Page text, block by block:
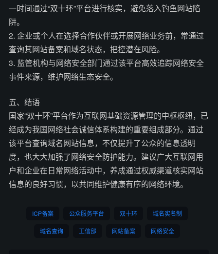
一时间通过“双十环”平台进行核实，避免落入钓鱼网站陷
阱。
2. 企业或个人在选择合作伙伴或开展网络业务前，常通过
查询其网站备案和域名状态，把控潜在风险。
3. 监管机构与网络安全部门通过该平台高效追踪网络安全
事件来源，维护网络生态安全。
五、结语
国家“双十环”平台作为互联网基础资源管理的中枢枢纽，已
经成为我国网络社会诚信体系构建的重要组成部分。通过
该平台查询域名网站信息，不仅提升了公众的信息透明
度，也大大加强了网络安全防护能力。建议广大互联网用
户和企业在日常网络活动中，养成通过权威渠道核实网站
信息的良好习惯，以共同维护健康有序的网络环境。
ICP备案 公众服务平台 双十环 域名实名制
域名查询 工信部 网站备案 网络安全